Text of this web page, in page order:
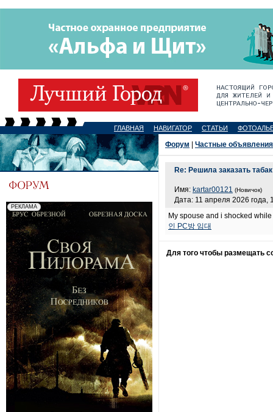
ГЛАВНАЯ НАВИГАТОР СТАТЬИ
Форум Частные объявления
Re: Решила заказать
Имя: kartar00121 (Новичок)
Дата: 11 апреля 2026 года,
My spouse and i shocked
인 PC방 임대
Для того чтобы размещать